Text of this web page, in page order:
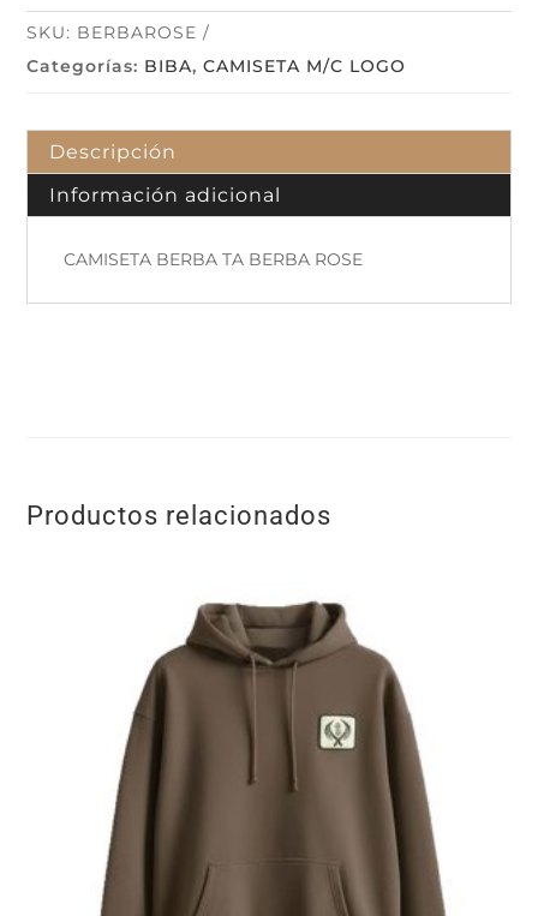
SKU: BERBAROSE
Categorías: BIBA,CAMISETA M/C LOGO
Descripción
Información adicional
CAMISETA BERBA TA BERBA ROSE
Productos relacionados